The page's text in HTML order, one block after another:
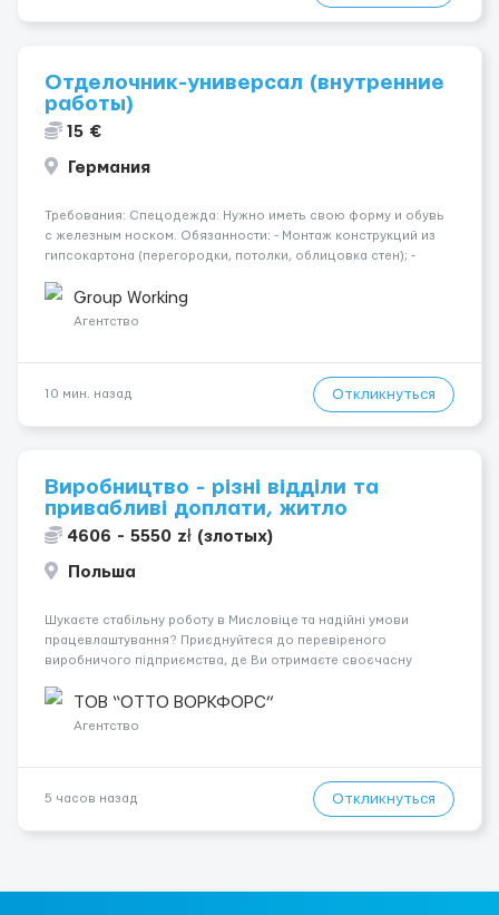
Отделочник-универсал (внутренние
работы)
15 €
Германия
Требования: Спецодежда: Нужно иметь свою форму и обувь
с железным носком. Обязанности: - Монтаж конструкций из
гипсокартона (перегородки, потолки, облицовка стен); -
малярных работ (шпатлевка, грунтовка, покраска); -
Штукатурные работы ...
Group Working
Агентство
10 мин. назад Откликнуться
Виробництво - різні відділи та
привабливі доплати, житло
4606 - 5550 zł (злотых)
Польша
Шукаєте стабільну роботу в Мисловіце та надійні умови
працевлаштування? Приєднуйтеся до перевіреного
виробничого підприємства, де Ви отримаєте своєчасну
підібрати посаду відповідно до Ваших навичок
Локація: Мисловіце Форма пр...
ТОВ “ОТТО ВОРКФОРС”
Агентство
5 часов назад Откликнуться